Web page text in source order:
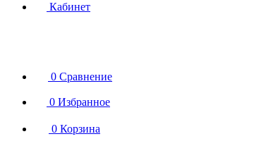
Кабинет
0 Сравнение
0 Избранное
0 Корзина